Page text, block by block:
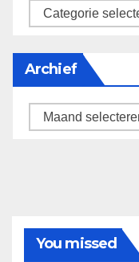
categorieën
Archief
Archief
You missed